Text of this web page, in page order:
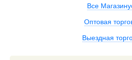
Все
Оптовая
Выездная